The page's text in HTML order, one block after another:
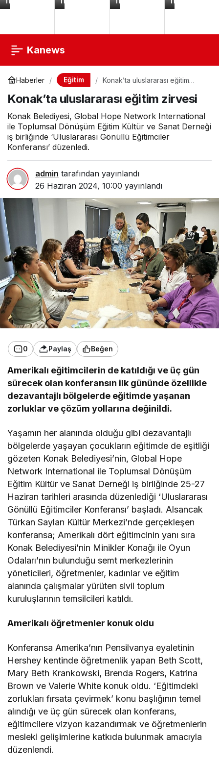
Zirkon
Taşlı
Tasarımlı
Sallantı
Zirkon
Charm
Drone
Wi-
Hastane
Çıkışı
Ay
Kanews
Haberler Eğitim
Konak’ta uluslararası eğitim
Konak’ta uluslararası eğitim zirvesi
Konak Belediyesi, Global Hope Network International
ile Toplumsal Dönüşüm Eğitim Kültür ve Sanat Derneği
iş birliğinde ‘Uluslararası Gönüllü Eğitimciler
Konferansı’ düzenledi.
admin tarafından yayınlandı
26 Haziran 2024, 10:00 yayınlandı
0 Paylaş Beğen
Amerikalı eğitimcilerin de katıldığı ve üç gün
sürecek olan konferansın ilk gününde özellikle
dezavantajlı bölgelerde eğitimde yaşanan
zorluklar ve çözüm yollarına değinildi.
Yaşamın her alanında olduğu gibi dezavantajlı
bölgelerde yaşayan çocukların eğitimde de eşitliği
gözeten Konak Belediyesi’nin, Global Hope
Network International ile Toplumsal Dönüşüm
Eğitim Kültür ve Sanat Derneği iş birliğinde 25-27
Haziran tarihleri arasında düzenlediği ‘Uluslararası
Gönüllü Eğitimciler Konferansı’ başladı. Alsancak
Türkan Saylan Kültür Merkezi’nde gerçekleşen
konferansa; Amerikalı dört eğitimcinin yanı sıra
Konak Belediyesi’nin Minikler Konağı ile Oyun
Odaları’nın bulunduğu semt merkezlerinin
yöneticileri, öğretmenler, kadınlar ve eğitim
alanında çalışmalar yürüten sivil toplum
kuruluşlarının temsilcileri katıldı.
Amerikalı öğretmenler konuk oldu
Konferansa Amerika’nın Pensilvanya eyaletinin
Hershey kentinde öğretmenlik yapan Beth Scott,
Mary Beth Krankowski, Brenda Rogers, Katrina
Brown ve Valerie White konuk oldu. ‘Eğitimdeki
zorlukları fırsata çevirmek’ konu başlığının temel
alındığı ve üç gün sürecek olan konferans,
eğitimcilere vizyon kazandırmak ve öğretmenlerin
mesleki gelişimlerine katkıda bulunmak amacıyla
düzenlendi.